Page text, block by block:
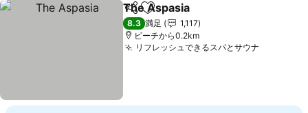
シェアお気に入りに追加
The Aspasia
8.3 満足
1,117
ビーチから0.2km
リフレッシュできるスパとサウナ